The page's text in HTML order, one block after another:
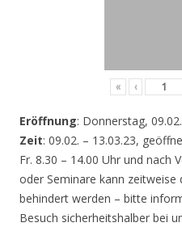
« ‹
Eröffnung: Donnerstag,
Zeit: 09.02. – 13.03.23,
Fr. 8.30 – 14.00 Uhr und nach
oder Seminare kann zeitweise
behindert werden – bitte
Besuch sicherheitshalber bei